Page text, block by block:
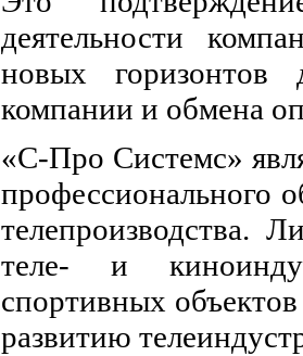
деятельности
новых горизонтов
компании и обмена
«С-Про Системс»
профессионального
телепроизводства.
теле- и
спортивных
развитию